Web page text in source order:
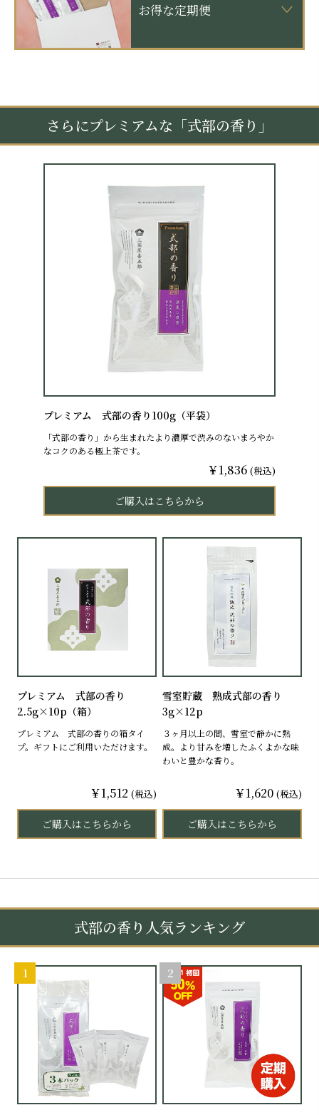
お得な定期便
さらにプレミアムな「式部の香り」
プレミアム 式部の香り100g（平袋）
「式部の香り」から生まれたより濃厚で渋みのないまろやか
なコクのある極上茶です。
￥1,836 (税込)
ご購入はこちらから
プレミアム 式部の香り
2.5g×10p（箱）
プレミアム 式部の香りの箱タイ
プ。ギフトにご利用いただけます。
￥1,512 (税込)
ご購入はこちらから
雪室貯蔵 熟成式部の香り
3g×12p
３ヶ月以上の間、雪室で静かに熟
成。より甘みを増したふくよかな味
わいと豊かな香り。
￥1,620 (税込)
ご購入はこちらから
式部の香り人気ランキング